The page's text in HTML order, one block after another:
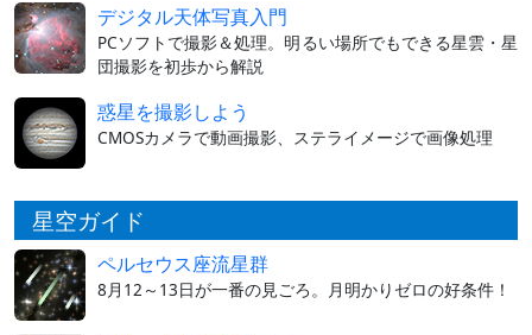
デジタル天体写真入門
PCソフトで撮影＆処理。明るい場所でもできる星雲・星
団撮影を初歩から解説
惑星を撮影しよう
CMOSカメラで動画撮影、ステライメージで画像処理
星空ガイド
ペルセウス座流星群
8月12～13日が一番の見ごろ。月明かりゼロの好条件！